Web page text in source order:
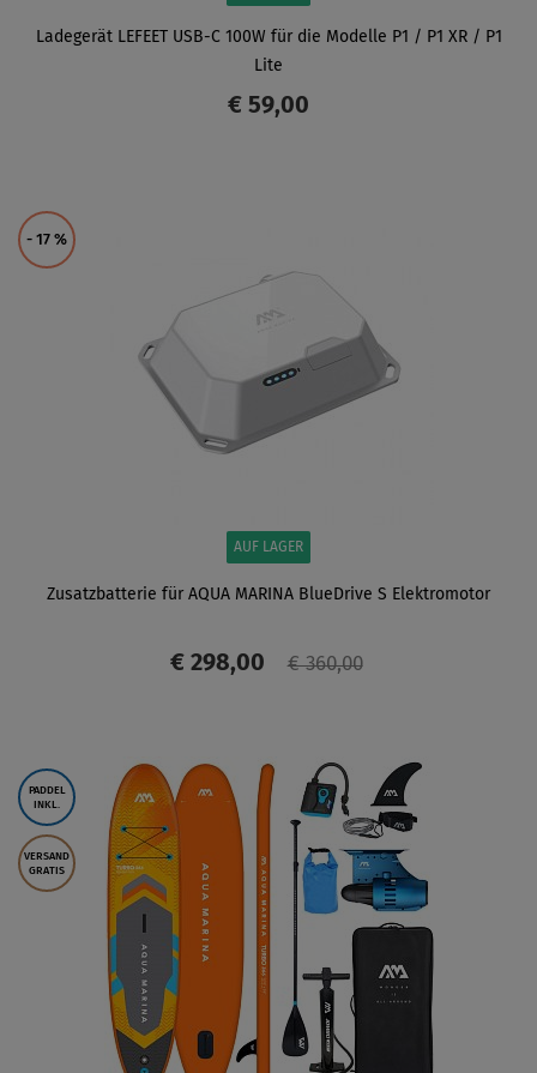
Ladegerät LEFEET USB-C 100W für die Modelle P1 / P1 XR / P1
Lite
€ 59,00
- 17 %
AUF LAGER
Zusatzbatterie für AQUA MARINA BlueDrive S Elektromotor
€ 298,00 € 360,00
ANZEIGEN
PADDEL
INKL.
VERSAND
GRATIS